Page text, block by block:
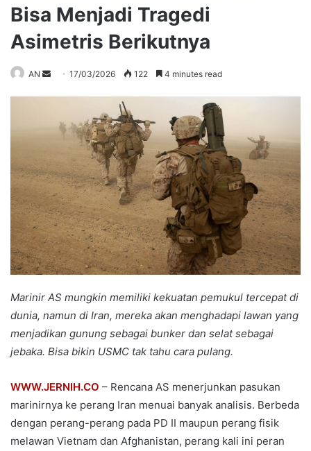
Bisa Menjadi Tragedi
Asimetris Berikutnya
AN
Send17/03/2026 122 4 minutes read
Marinir AS mungkin memiliki kekuatan pemukul tercepat di
dunia, namun di Iran, mereka akan menghadapi lawan yang
menjadikan gunung sebagai bunker dan selat sebagai
jebaka. Bisa bikin USMC tak tahu cara pulang.
WWW.JERNIH.CO – Rencana AS menerjunkan pasukan
marinirnya ke perang Iran menuai banyak analisis. Berbeda
dengan perang-perang pada PD II maupun perang fisik
melawan Vietnam dan Afghanistan, perang kali ini peran